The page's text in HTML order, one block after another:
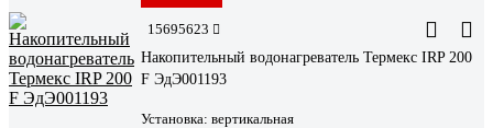
15695623
Накопительный водонагреватель Термекс IRP 200
F ЭдЭ001193
Установка: вертикальная